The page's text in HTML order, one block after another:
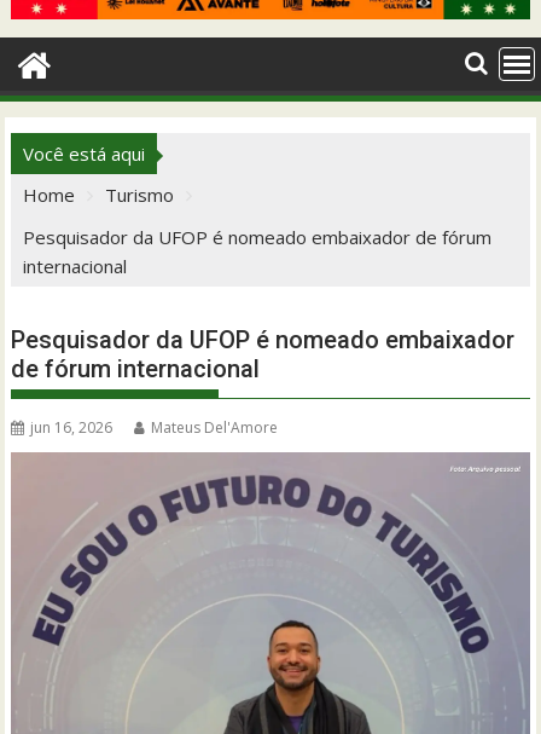
Você está aqui
Home
Turismo
Pesquisador da UFOP é nomeado embaixador de fórum
internacional
Pesquisador da UFOP é nomeado embaixador
de fórum internacional
jun 16, 2026 Mateus Del'Amore